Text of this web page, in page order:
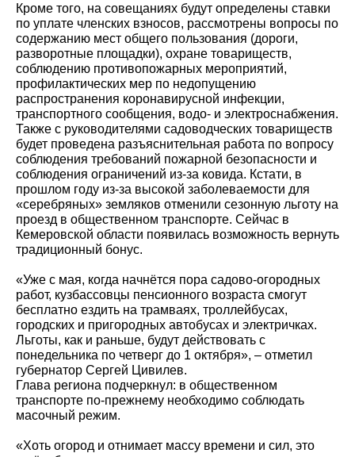
Кроме того, на совещаниях будут определены ставки
по уплате членских взносов, рассмотрены вопросы по
содержанию мест общего пользования (дороги,
разворотные площадки), охране товариществ,
соблюдению противопожарных мероприятий,
профилактических мер по недопущению
распространения коронавирусной инфекции,
транспортного сообщения, водо- и электроснабжения.
Также с руководителями садоводческих товариществ
будет проведена разъяснительная работа по вопросу
соблюдения требований пожарной безопасности и
соблюдения ограничений из-за ковида. Кстати, в
прошлом году из-за высокой заболеваемости для
«серебряных» земляков отменили сезонную льготу на
проезд в общественном транспорте. Сейчас в
Кемеровской области появилась возможность вернуть
традиционный бонус.
«Уже с мая, когда начнётся пора садово-огородных
работ, кузбассовцы пенсионного возраста смогут
бесплатно ездить на трамваях, троллейбусах,
городских и пригородных автобусах и электричках.
Льготы, как и раньше, будут действовать с
понедельника по четверг до 1 октября», – отметил
губернатор Сергей Цивилев.
Глава региона подчеркнул: в общественном
транспорте по-прежнему необходимо соблюдать
масочный режим.
«Хоть огород и отнимает массу времени и сил, это